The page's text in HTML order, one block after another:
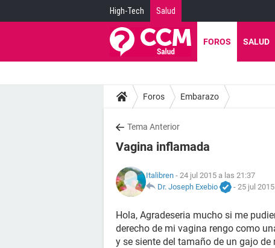
High-Tech Salud
FOROS SALUD
Foros Embarazo
Tema Anterior
Vagina inflamada
Italibren - 24 jul 2015 a las 21:37
Dr. Joseph Exebio
- 25 jul
Hola, Agradeseria mucho si me
derecho de mi vagina rengo como
y se siente del tamaño de un gajo